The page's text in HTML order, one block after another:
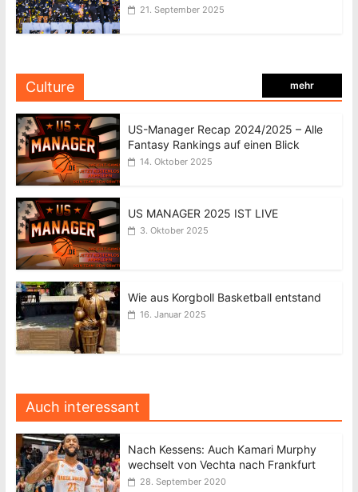
21. September 2025
Culture mehr
US-Manager Recap 2024/2025 – Alle
Fantasy Rankings auf einen Blick
14. Oktober 2025
US MANAGER 2025 IST LIVE
3. Oktober 2025
Wie aus Korgboll Basketball entstand
16. Januar 2025
Auch interessant
Nach Kessens: Auch Kamari Murphy
wechselt von Vechta nach Frankfurt
28. September 2020